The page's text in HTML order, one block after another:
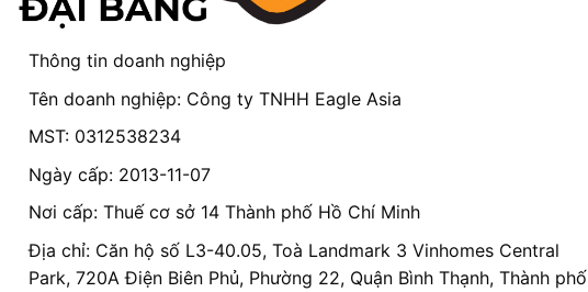
Thông tin doanh nghiệp
Tên doanh nghiệp: Công ty TNHH Eagle Asia
MST: 0312538234
Ngày cấp: 2013-11-07
Nơi cấp: Thuế cơ sở 14 Thành phố Hồ Chí Minh
Địa chỉ: Căn hộ số L3-40.05, Toà Landmark 3 Vinhomes Central
Park, 720A Điện Biên Phủ, Phường 22, Quận Bình Thạnh, Thành phố